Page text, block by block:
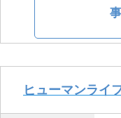
ヒューマンライ